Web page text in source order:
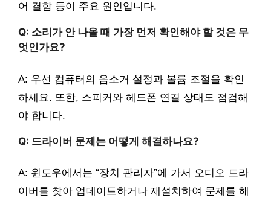
어 결함 등이 주요 원인입니다.
Q: 소리가 안 나올 때 가장 먼저 확인해야 할 것은 무
엇인가요?
A: 우선 컴퓨터의 음소거 설정과 볼륨 조절을 확인
하세요. 또한, 스피커와 헤드폰 연결 상태도 점검해
야 합니다.
Q: 드라이버 문제는 어떻게 해결하나요?
A: 윈도우에서는 “장치 관리자”에 가서 오디오 드라
이버를 찾아 업데이트하거나 재설치하여 문제를 해